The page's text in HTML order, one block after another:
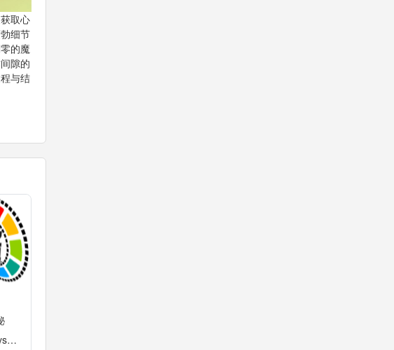
取心
细节
的魔
隙的
与结